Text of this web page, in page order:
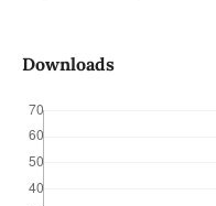
Downloads